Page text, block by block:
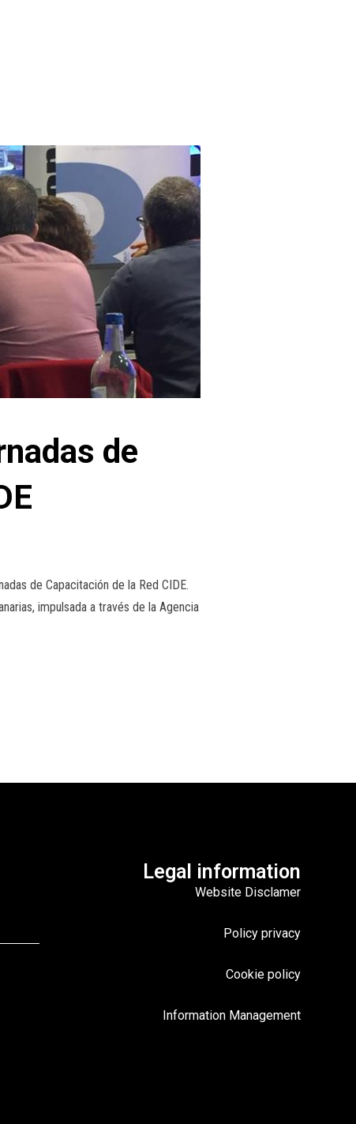
de
de Capacitación de la Red CIDE.
impulsada a través de la Agencia
Legal information
Website Disclamer
Policy privacy
Cookie policy
Information Management